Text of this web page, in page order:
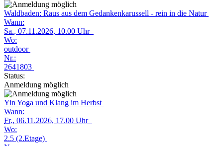
Waldbaden: Raus aus dem Gedankenkarussell - rein in die Natur
Wann:
Sa., 07.11.2026, 10.00 Uhr
Wo:
outdoor
Nr.:
2641803
Status:
Anmeldung möglich
Yin Yoga und Klang im Herbst
Wann:
Fr., 06.11.2026, 17.00 Uhr
Wo:
2.5 (2.Etage)